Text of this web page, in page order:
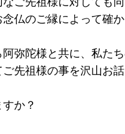
仏のご縁によって確
弥陀様と共に、私た
先祖様の事を沢山お
か？